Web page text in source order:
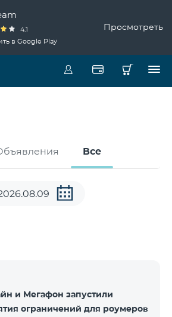
4.1
в Google Play
Просмотреть
Все
и Мегафон запустили
ограничений для роумеров